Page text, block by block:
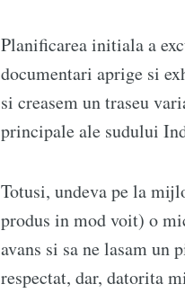
Planificarea initiala a
documentari aprige si
si creasem un traseu
principale ale sudului
Totusi, undeva pe la
produs in mod voit) o
avans si sa ne lasam
respectat, dar, datorita